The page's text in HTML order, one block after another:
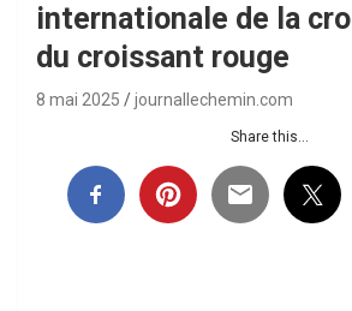
internationale de la
du croissant rouge
8 mai 2025 journallechemin.com
Share this...